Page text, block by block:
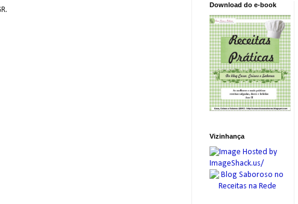
Download do e-book
Vizinhança